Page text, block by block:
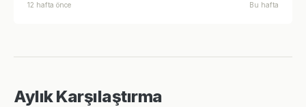
12 hafta önce Bu hafta
Aylık Karşılaştırma